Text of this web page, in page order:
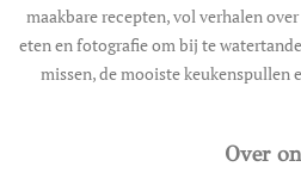
maakbare recepten, vol verhalen
eten en fotografie om bij te
missen, de mooiste keukenspullen
Over